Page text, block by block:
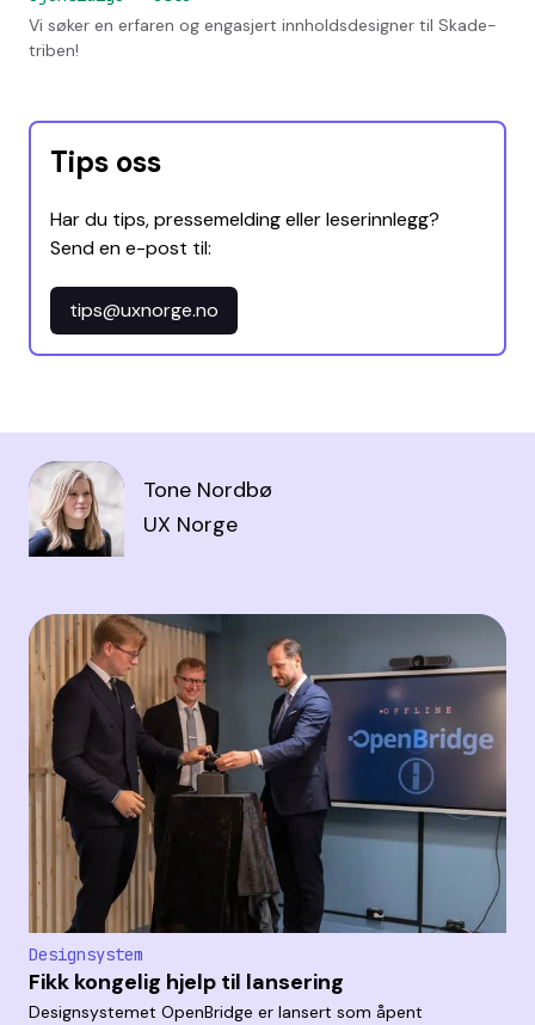
Vi søker en erfaren og engasjert innholdsdesigner til Skade-
triben!
Tips oss
Har du tips, pressemelding eller leserinnlegg?
Send en e-post til:
tips@uxnorge.no
Tone Nordbø
UX Norge
Designsystem
Fikk kongelig hjelp til lansering
Designsystemet OpenBridge er lansert som åpent